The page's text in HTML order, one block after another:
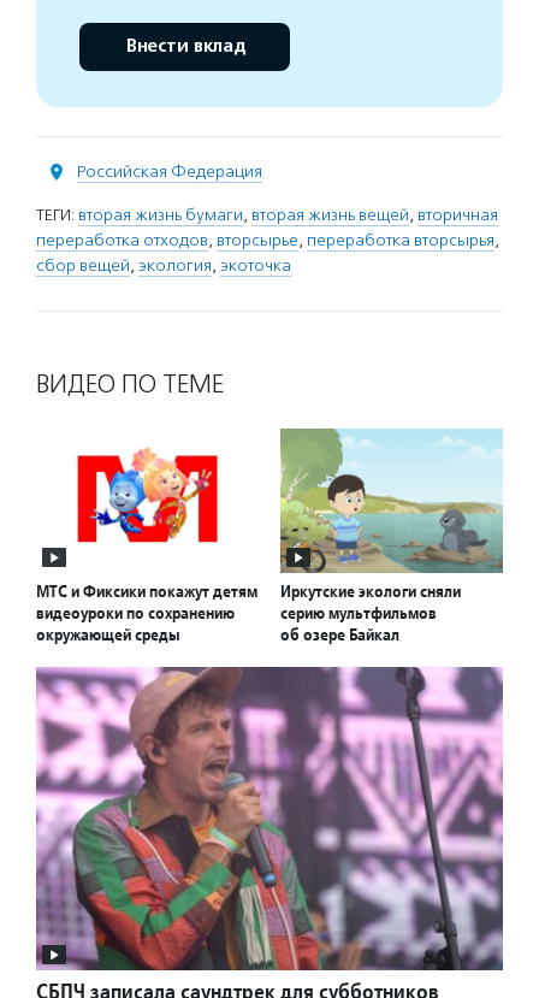
Внести вклад
Российская Федерация
ТЕГИ: вторая жизнь бумаги, вторая жизнь вещей, вторичная
переработка отходов, вторсырье, переработка вторсырья,
сбор вещей, экология, экоточка
ВИДЕО ПО ТЕМЕ
МТС и Фиксики покажут детям
видеоуроки по сохранению
окружающей среды
Иркутские экологи сняли
серию мультфильмов
об озере Байкал
СБПЧ записала саундтрек для субботников